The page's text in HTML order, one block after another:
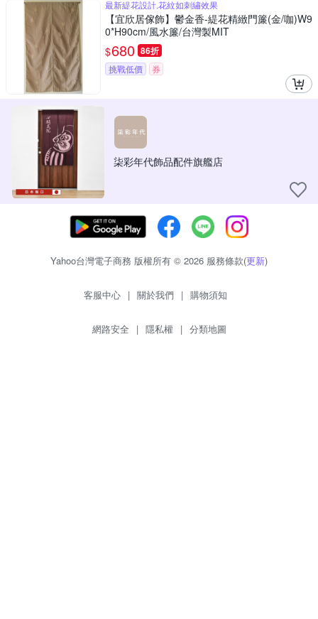
最新緹花設計,花紋如刺繡效果
【宜欣居傢飾】鬱金香-緹花精緻門簾(金/咖)W9
0*H90cm/風水簾/台灣製MIT
$680 86折
挑戰低價 券
柒彩年代飾品配件旗艦店
Yahoo台灣電子商務 版權所有 © 2026 服務條款(更新)
客服中心 | 關於我們 | 購物須知
網路安全 | 隱私權 | 分類地圖